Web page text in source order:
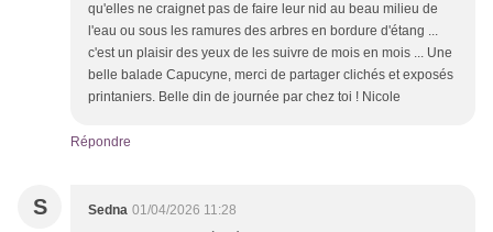
qu'elles ne craignet pas de faire leur nid au beau milieu de
l'eau ou sous les ramures des arbres en bordure d'étang ...
c'est un plaisir des yeux de les suivre de mois en mois ... Une
belle balade Capucyne, merci de partager clichés et exposés
printaniers. Belle din de journée par chez toi ! Nicole
Répondre
S Sedna 01/04/2026 11:28